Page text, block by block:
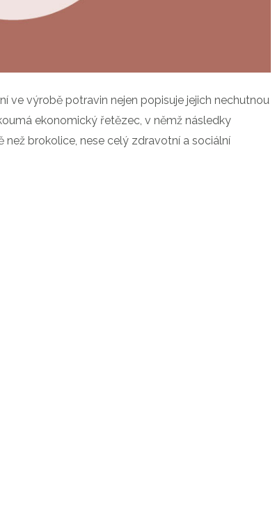
ve výrobě potravin nejen popisuje jejich nechutnou
ekonomický řetězec, v němž následky
brokolice, nese celý zdravotní a sociální